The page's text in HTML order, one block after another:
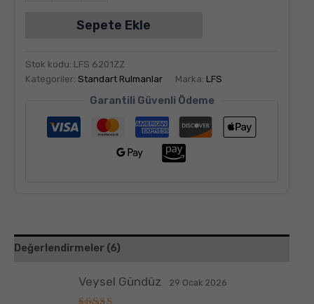
Sepete Ekle
Stok kodu: LFS 6201ZZ
Kategoriler: Standart Rulmanlar Marka: LFS
Garantili Güvenli Ödeme
Değerlendirmeler (6)
Veysel Gündüz 29 Ocak 2026